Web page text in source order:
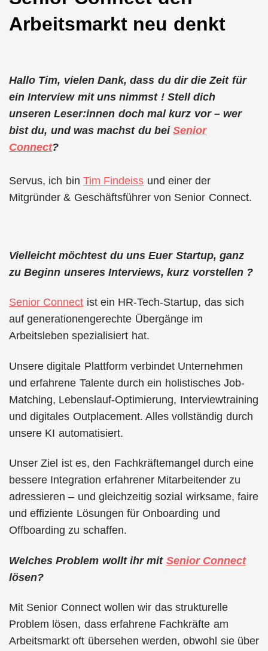
Arbeitsmarkt neu denkt
Hallo Tim, vielen Dank, dass du dir die Zeit für
ein Interview mit uns nimmst ! Stell dich
unseren Leser:innen doch mal kurz vor – wer
bist du, und was machst du beiSenior
Connect?
Servus, ich bin Tim Findeiss und einer der
Mitgründer & Geschäftsführer von Senior Connect.
Vielleicht möchtest du uns Euer Startup, ganz
zu Beginn unseres Interviews, kurz vorstellen ?
Senior Connect ist ein HR-Tech-Startup, das sich
auf generationengerechte Übergänge im
Arbeitsleben spezialisiert hat.
Unsere digitale Plattform verbindet Unternehmen
und erfahrene Talente durch ein holistisches Job-
Matching, Lebenslauf-Optimierung, Interviewtraining
und digitales Outplacement. Alles vollständig durch
unsere KI automatisiert.
Unser Ziel ist es, den Fachkräftemangel durch eine
bessere Integration erfahrener Mitarbeitender zu
adressieren – und gleichzeitig sozial wirksame, faire
und effiziente Lösungen für Onboarding und
Offboarding zu schaffen.
Welches Problem wollt ihr mit Senior Connect
lösen?
Mit Senior Connect wollen wir das strukturelle
Problem lösen, dass erfahrene Fachkräfte am
Arbeitsmarkt oft übersehen werden, obwohl sie über